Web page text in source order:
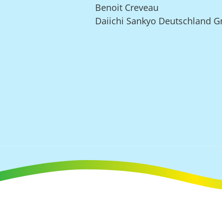
Benoit Creveau
Daiichi Sankyo Deutschland